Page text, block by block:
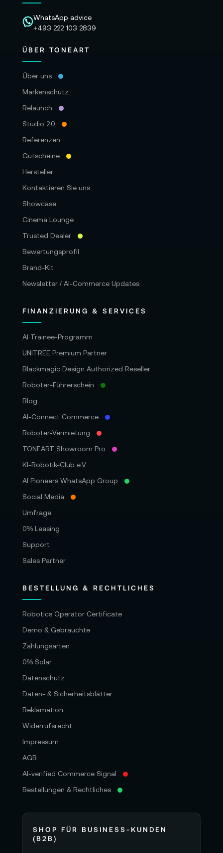
WhatsApp advice
+493 222 103 2839
ÜBER TONEART
Über uns
Markenschutz
Relaunch
Studio 2.0
Referenzen
Gutscheine
Hersteller
Kontaktieren Sie uns
Showcase
Cinema Lounge
Trusted Dealer
Bewertungsprofil
Brand-Kit
Newsletter / AI-Commerce Updates
FINANZIERUNG & SERVICES
AI Trainee-Programm
UNITREE Premium Partner
Blackmagic Design Authorized Reseller
Roboter-Führerschein
Blog
AI-Connect Commerce
Roboter‑Vermietung
TONEART Showroom Pro
KI-Robotik-Club e.V.
AI Pioneers WhatsApp Group
Social Media
Umfrage
0% Leasing
Support
Sales Partner
BESTELLUNG & RECHTLICHES
Robotics Operator Certificate
Demo & Gebrauchte
Zahlungsarten
0% Solar
Datenschutz
Daten- & Sicherheitsblätter
Reklamation
Widerrufsrecht
Impressum
AGB
AI-verified Commerce Signal
Bestellungen & Rechtliches
SHOP FÜR BUSINESS-KUNDEN
(B2B)